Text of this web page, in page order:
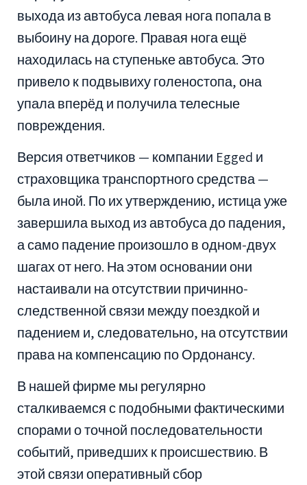
выхода из автобуса левая нога попала в
выбоину на дороге. Правая нога ещё
находилась на ступеньке автобуса. Это
привело к подвывиху голеностопа, она
упала вперёд и получила телесные
повреждения.
Версия ответчиков — компании Egged и
страховщика транспортного средства —
была иной. По их утверждению, истица уже
завершила выход из автобуса до падения,
а само падение произошло в одном-двух
шагах от него. На этом основании они
настаивали на отсутствии причинно-
следственной связи между поездкой и
падением и, следовательно, на отсутствии
права на компенсацию по Ордонансу.
В нашей фирме мы регулярно
сталкиваемся с подобными фактическими
спорами о точной последовательности
событий, приведших к происшествию. В
этой связи оперативный сбор